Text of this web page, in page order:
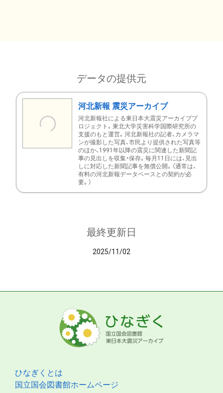
データの提供元
河北新報 震災アーカイブ
河北新報社による東日本大震災アーカイブプ
ロジェクト。東北大学災害科学国際研究所の
支援のもと運営。河北新報社の記者、カメラマ
ンが撮影した写真、市民より提供された写真等
のほか、1991年以降の震災に関連した新聞記
事の見出しを収集・保存。毎月11日には、見出
しに対応した新聞記事を無償公開。（通常は、
有料の河北新報データベースとの契約が必
要。）
最終更新日
2025/11/02
ひなぎくとは
国立国会図書館ホームページ